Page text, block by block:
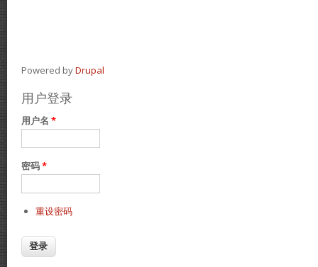
Powered byDrupal
用户登录
用户名 *
密码*
重设密码